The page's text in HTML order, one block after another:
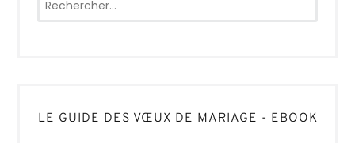
LE GUIDE DES VŒUX DE MARIAGE - EBOOK